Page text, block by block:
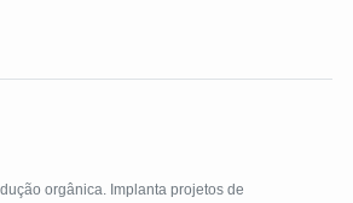
orgânica. Implanta projetos de